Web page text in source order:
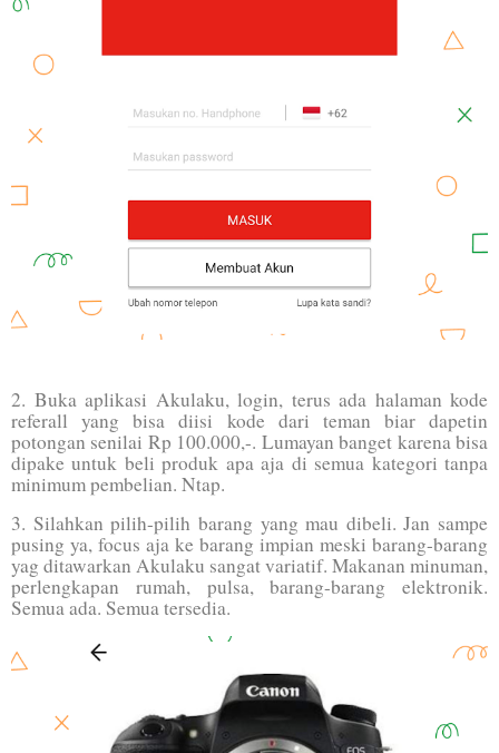
2. Buka aplikasi Akulaku, login, terus ada halaman kode
referall yang bisa diisi kode dari teman biar dapetin
potongan senilai Rp 100.000,-. Lumayan banget karena bisa
dipake untuk beli produk apa aja di semua kategori tanpa
minimum pembelian. Ntap.
3. Silahkan pilih-pilih barang yang mau dibeli. Jan sampe
pusing ya, focus aja ke barang impian meski barang-barang
yag ditawarkan Akulaku sangat variatif. Makanan minuman,
perlengkapan rumah, pulsa, barang-barang elektronik.
Semua ada. Semua tersedia.